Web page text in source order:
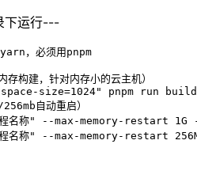
下运行---
，必须用pnpm
构建，针对内存小的云主机）
space-size=1024" pnpm run build
自动重启）
名称" --max-memory-restart
名称" --max-memory-restart